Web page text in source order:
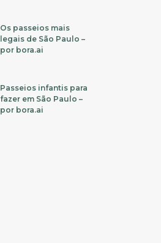
Os passeios mais
legais de São Paulo –
por bora.ai
Passeios infantis para
fazer em São Paulo –
por bora.ai